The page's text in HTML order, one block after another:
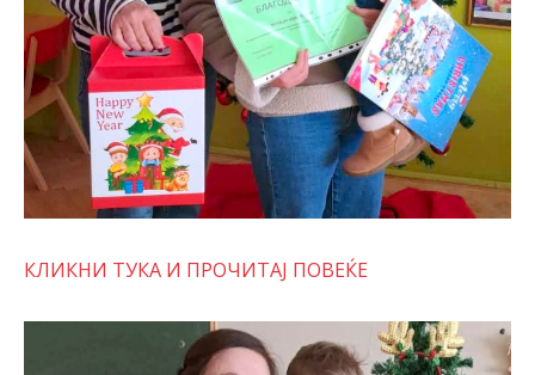
КЛИКНИ ТУКА И ПРОЧИТАЈ ПОВЕЌЕ